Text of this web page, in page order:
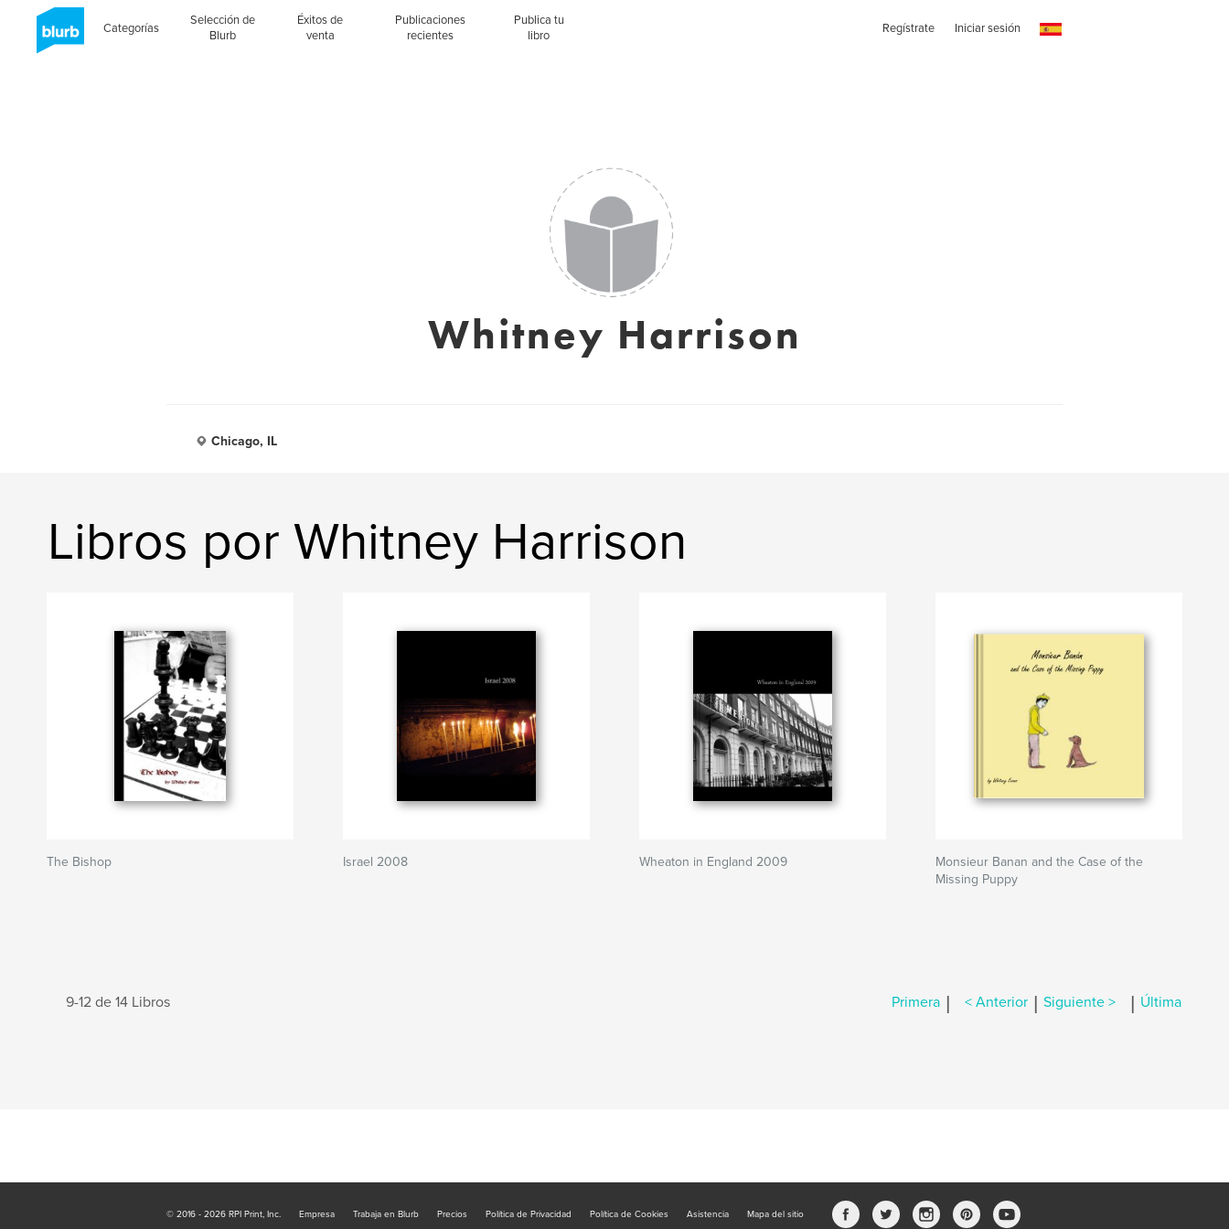
Categorías
Selección de
Blurb
Éxitos de
venta
Publicaciones
recientes
Publica tu
libro
Regístrate Iniciar sesión
Whitney Harrison
Chicago, IL
Libros por Whitney Harrison
The Bishop Israel 2008 Wheaton in England 2009
Monsieur Banan and the Case of the
Missing Puppy
9-12 de 14 Libros Primera | < Anterior | Siguiente > | Última
© 2016 - 2026 RPI Print, Inc. Empresa Trabaja en Blurb Precios Política de Privacidad Política de Cookies Asistencia Mapa del sitio